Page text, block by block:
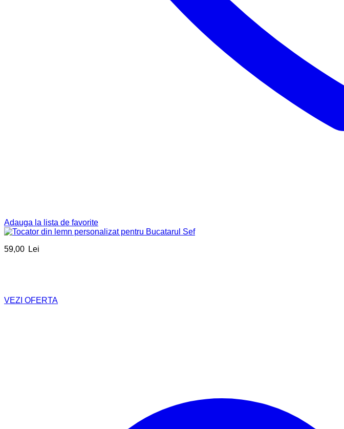
Adauga la lista de favorite
59,00 Lei
VEZI OFERTA